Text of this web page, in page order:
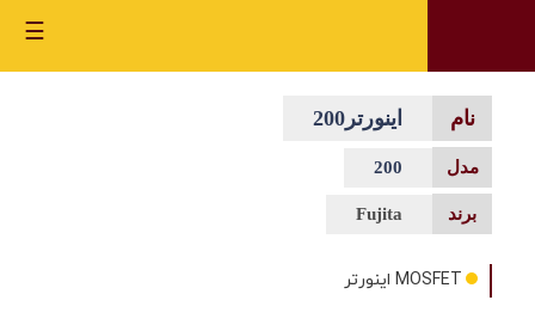
☰
اینورتر200
200
Fujita
MOSFET اینورتر